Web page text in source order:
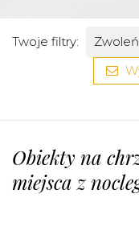
Twoje filtry: Zwoleń
Obiekty na
miejsca z